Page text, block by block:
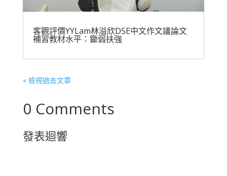
客觀評價YYLam林溢欣DSE中文作文議論文
補習教材水平：鋤弱扶強
« 檢視過去文章
0 Comments
發表迴響